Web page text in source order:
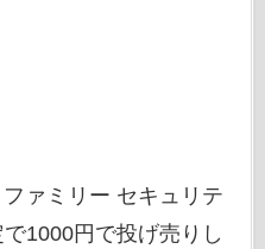
ァミリー セキュリテ
1000円で投げ売りし